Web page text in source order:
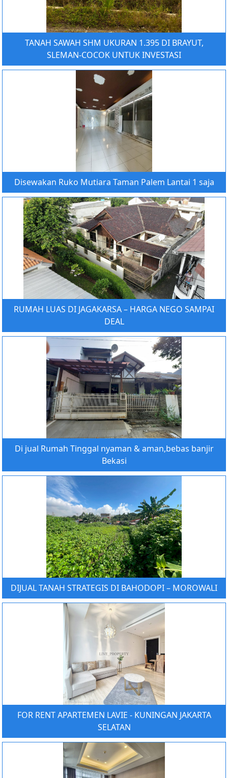
TANAH SAWAH SHM UKURAN 1.395 DI BRAYUT,
SLEMAN-COCOK UNTUK INVESTASI
Disewakan Ruko Mutiara Taman Palem Lantai 1 saja
RUMAH LUAS DI JAGAKARSA – HARGA NEGO SAMPAI
DEAL
Di jual Rumah Tinggal nyaman & aman,bebas banjir
Bekasi
DIJUAL TANAH STRATEGIS DI BAHODOPI – MOROWALI
FOR RENT APARTEMEN LAVIE - KUNINGAN JAKARTA
SELATAN